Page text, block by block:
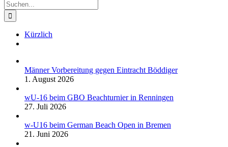
Suche
nach:
Kürzlich
Männer Vorbereitung gegen Eintracht Böddiger
1. August 2026
wU-16 beim GBO Beachturnier in Renningen
27. Juli 2026
w-U16 beim German Beach Open in Bremen
21. Juni 2026